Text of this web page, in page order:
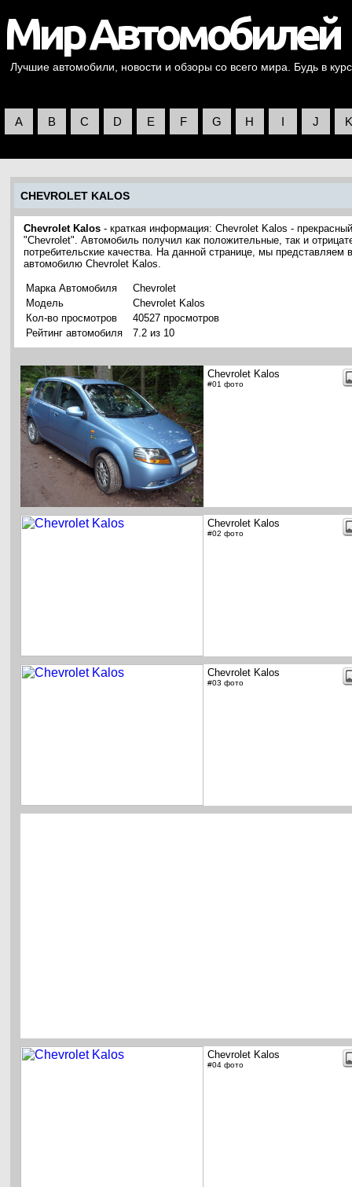
Лучшие автомобили, новости и обзоры со всего мира. Будь в
A B C D E F G H I J K
CHEVROLET KALOS
Chevrolet Kalos - краткая информация: Chevrolet Kalos -
"Chevrolet". Автомобиль получил как положительные, так и
потребительские качества. На данной странице, мы
автомобилю Chevrolet Kalos.
Марка Автомобиля
Chevrolet
Модель
Chevrolet Kalos
Кол-во просмотров
40527 просмотров
Рейтинг автомобиля
7.2 из 10
Chevrolet Kalos
#01 фото
Chevrolet Kalos
#02 фото
Chevrolet Kalos
#03 фото
Chevrolet Kalos
#04 фото